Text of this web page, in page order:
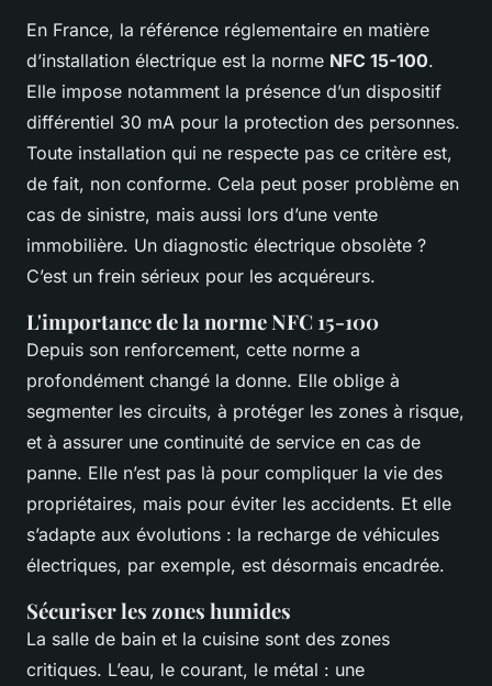
En France, la référence réglementaire en matière
d’installation électrique est la norme NFC 15-100.
Elle impose notamment la présence d’un dispositif
différentiel 30 mA pour la protection des personnes.
Toute installation qui ne respecte pas ce critère est,
de fait, non conforme. Cela peut poser problème en
cas de sinistre, mais aussi lors d’une vente
immobilière. Un diagnostic électrique obsolète ?
C’est un frein sérieux pour les acquéreurs.
L'importance de la norme NFC 15-100
Depuis son renforcement, cette norme a
profondément changé la donne. Elle oblige à
segmenter les circuits, à protéger les zones à risque,
et à assurer une continuité de service en cas de
panne. Elle n’est pas là pour compliquer la vie des
propriétaires, mais pour éviter les accidents. Et elle
s’adapte aux évolutions : la recharge de véhicules
électriques, par exemple, est désormais encadrée.
Sécuriser les zones humides
La salle de bain et la cuisine sont des zones
critiques. L’eau, le courant, le métal : une